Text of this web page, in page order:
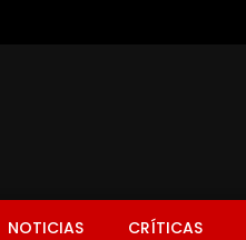
NOTICIAS CRÍTICAS